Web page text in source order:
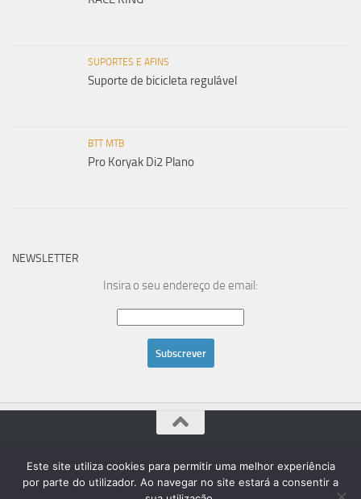
SUPORTES E AFINS
Suporte de bicicleta regulável
BTT MTB
Pro Koryak Di2 Plano
NEWSLETTER
Insira o seu endereço de email:
Powered by - Designed with theHueman theme
Este site utiliza cookies para permitir uma melhor experiência
por parte do utilizador. Ao navegar no site estará a consentir a